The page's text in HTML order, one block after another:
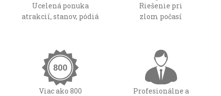
Ucelená ponuka
atrakcií, stanov, pódiá
Riešenie pri
zlom počasí
Viac ako 800
Profesionálne a